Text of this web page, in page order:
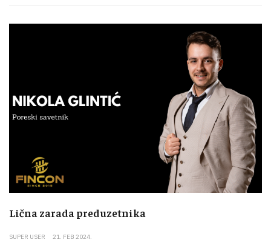
Lična zarada preduzetnika
SUPER USER 21. FEB 2024.